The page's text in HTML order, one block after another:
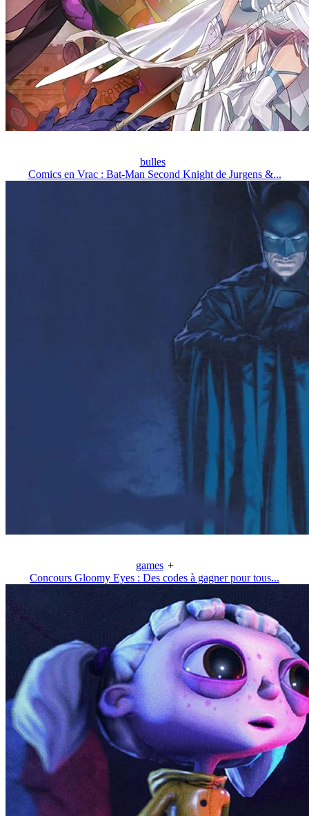
bulles
Comics en Vrac : Bat-Man Second Knight de Jurgens &...
games +
Concours Gloomy Eyes : Des codes à gagner pour tous...